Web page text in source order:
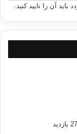
آن را تایید کنید.